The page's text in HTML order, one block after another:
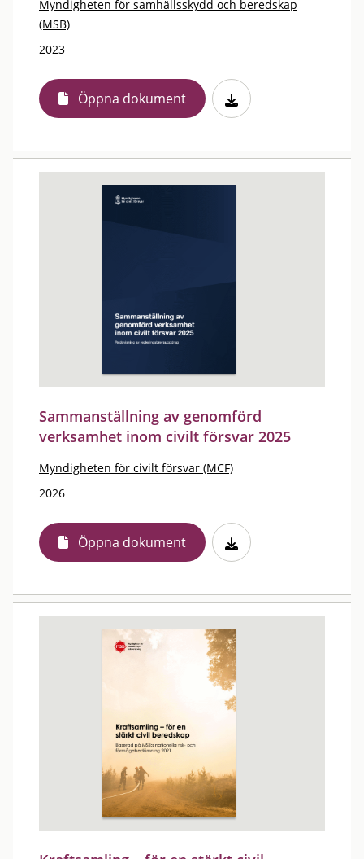
Myndigheten för samhällsskydd och beredskap
(MSB)
2023
Öppna dokument
Sammanställning av genomförd
verksamhet inom civilt försvar 2025
Myndigheten för civilt försvar (MCF)
2026
Öppna dokument